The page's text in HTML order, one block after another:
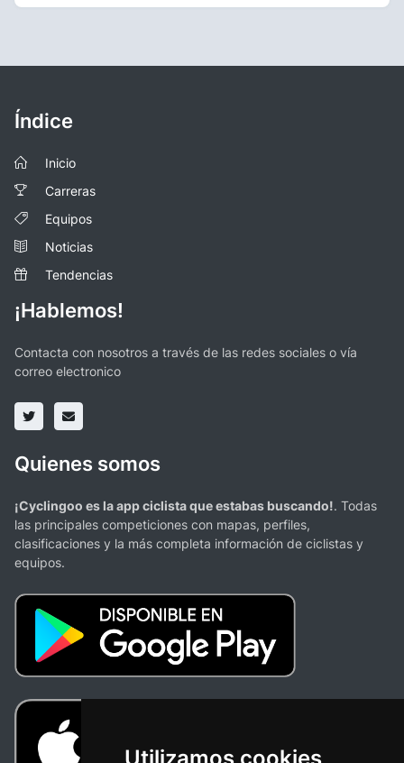
Índice
Inicio
Carreras
Equipos
Noticias
Tendencias
¡Hablemos!
Contacta con nosotros a través de las redes sociales o vía
correo electronico
Quienes somos
¡Cyclingoo es la app ciclista que estabas buscando!. Todas
las principales competiciones con mapas, perfiles,
clasificaciones y la más completa información de ciclistas y
equipos.